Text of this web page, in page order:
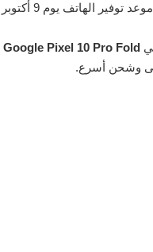
Google Pixel 10 Pro Fold
وشحن أسرع.